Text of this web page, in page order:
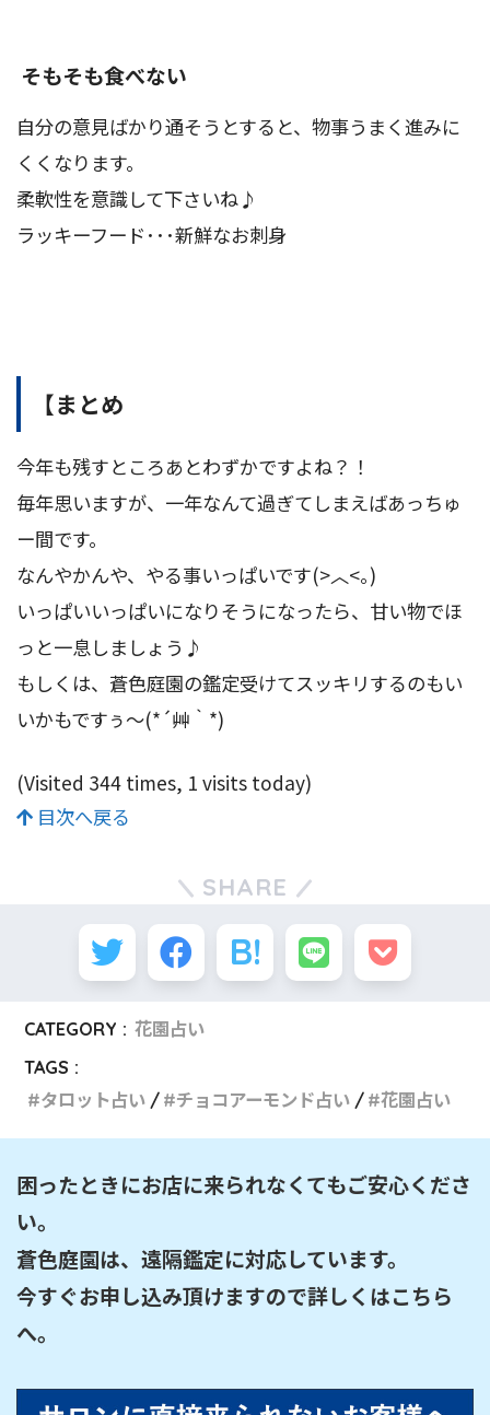
そもそも食べない
自分の意見ばかり通そうとすると、物事うまく進みに
くくなります。
柔軟性を意識して下さいね♪
ラッキーフード･･･新鮮なお刺身
【まとめ
今年も残すところあとわずかですよね？！
毎年思いますが、一年なんて過ぎてしまえばあっちゅ
ー間です。
なんやかんや、やる事いっぱいです(>︿<｡)
いっぱいいっぱいになりそうになったら、甘い物でほ
っと一息しましょう♪
もしくは、蒼色庭園の鑑定受けてスッキリするのもい
いかもですぅ～(*´艸｀*)
(Visited 344 times, 1 visits today)
目次へ戻る
SHARE
CATEGORY : 花園占い
TAGS :
タロット占い
チョコアーモンド占い 花園占い
困ったときにお店に来られなくてもご安心くださ
い。
蒼色庭園は、遠隔鑑定に対応しています。
今すぐお申し込み頂けますので詳しくはこちら
へ。